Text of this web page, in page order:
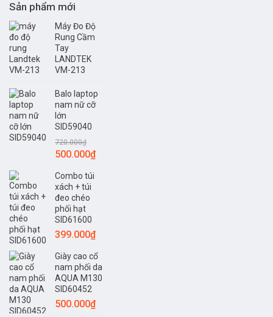
Sản phẩm mới
Máy Đo Độ
Rung Cầm
Tay
LANDTEK
VM-213
Balo laptop
nam nữ cỡ
lớn
SID59040
720.000₫
Giá
là:
720.000₫.
500.000₫Giá
Combo túi
xách + túi
đeo chéo
phối hạt
SID61600
399.000₫
Giày cao cổ
nam phối da
AQUA M130
SID60452
500.000₫